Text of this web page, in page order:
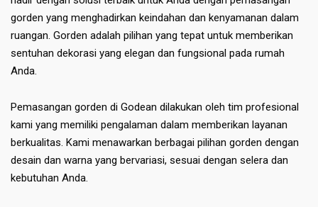
gorden yang menghadirkan keindahan dan kenyamanan dalam
ruangan. Gorden adalah pilihan yang tepat untuk memberikan
sentuhan dekorasi yang elegan dan fungsional pada rumah
Anda.
Pemasangan gorden di Godean dilakukan oleh tim profesional
kami yang memiliki pengalaman dalam memberikan layanan
berkualitas. Kami menawarkan berbagai pilihan gorden dengan
desain dan warna yang bervariasi, sesuai dengan selera dan
kebutuhan Anda.